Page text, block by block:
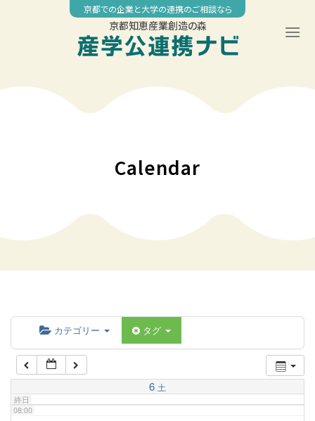
京都での企業と大学の連携のご相談なら
京都知恵産業創造の森
Calendar
カテゴリー タグ
6 土
終日
04:00
07:00
08:00